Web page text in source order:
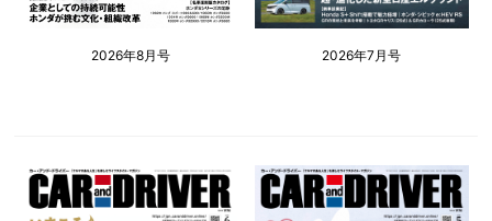
2026年8月号 2026年7月号